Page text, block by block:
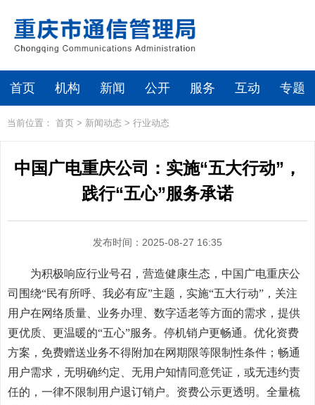
首页 机构 新闻 公开 服务 互动 专题
当前位置： 首页 > 新闻动态 > 行业动态
中国广电重庆公司：实施“五大行动”，
践行“五心”服务承诺
发布时间：2025-08-27 16:35
为积极响应行业号召，营造健康生态，中国广电重庆公
司围绕“民有所呼、我必有应”主题，实施“五大行动”，关注
用户在网络质量、业务办理、数字适老等方面的需求，提供
更优质、更温暖的“五心”服务。停机销户更畅通。优化资费
方案，免费赠送业务不得附加在网期限等限制性条件；畅通
用户需求，无明确约定、无用户知情同意凭证，或无违约责
任的，一律不限制用户退订销户。资费公示更透明。全量梳